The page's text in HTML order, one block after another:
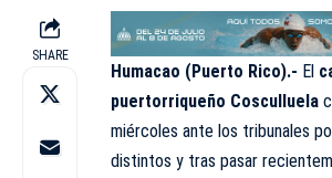
SHARE
Humacao (Puerto Rico).- El
puertorriqueño Cosculluela
miércoles ante los tribunales
distintos y tras pasar